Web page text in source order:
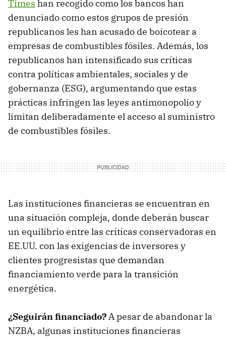
Times han recogido como los bancos han
denunciado como estos grupos de presión
republicanos les han acusado de boicotear a
empresas de combustibles fósiles. Además, los
republicanos han intensificado sus críticas
contra políticas ambientales, sociales y de
gobernanza (ESG), argumentando que estas
prácticas infringen las leyes antimonopolio y
limitan deliberadamente el acceso al suministro
de combustibles fósiles.
Las instituciones financieras se encuentran en
una situación compleja, donde deberán buscar
un equilibrio entre las críticas conservadoras en
EE.UU. con las exigencias de inversores y
clientes progresistas que demandan
financiamiento verde para la transición
energética.
¿Seguirán financiado?A pesar de abandonar la
NZBA, algunas instituciones financieras